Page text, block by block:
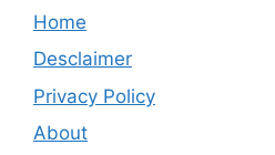
Home
Desclaimer
Privacy Policy
About